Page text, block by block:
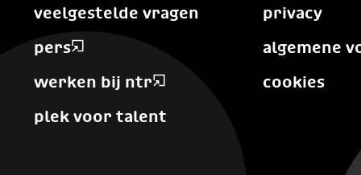
veelgestelde vragen
pers
werken bij ntr
plek voor talent
privacy
algemene
cookies